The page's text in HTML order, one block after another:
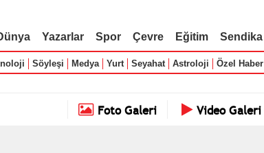
Yazarlar Spor Çevre Eğitim Sendika
Söyleşi Medya Yurt Seyahat Astroloji Özel Haber
Foto Galeri Video Galeri